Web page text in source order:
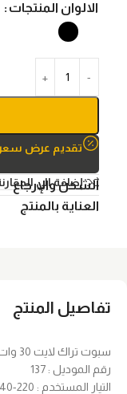
الالوان المنتجات
تقديم عرض سعر
إضافة الي
الشحن والإرجاع
العناية بالمنتج
تفاصيل المنتج
سبوت تراك لايت 30 وات
رقم الموديل : 137
التيار المستخدم : 220-240 فولت